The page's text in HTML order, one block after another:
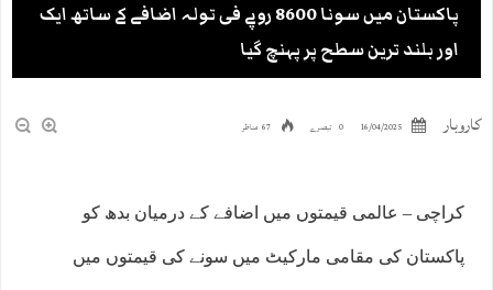
پاکستان میں سونا 8600 روپے فی تولہ اضافے کے ساتھ ایک
اور بلند ترین سطح پر پہنچ گیا
کاروبار 16/04/2025 0 تبصرے 67 مناظر
کراچی – عالمی قیمتوں میں اضافے کے درمیان بدھ کو
پاکستان کی مقامی مارکیٹ میں سونے کی قیمتوں میں